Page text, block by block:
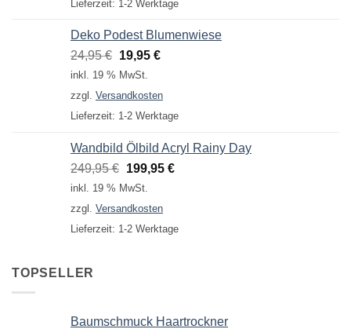
Lieferzeit: 1-2 Werktage
Deko Podest Blumenwiese
24,95€ Ursprünglicher
Preis
24,95 €
19,95 €Aktueller
19,95 €.
inkl. 19 % MwSt.
zzgl. Versandkosten
Lieferzeit: 1-2 Werktage
Wandbild Ölbild Acryl Rainy Day
249,95€ Ursprünglicher
Preis
249,95 €
199,95 €Aktueller
inkl. 19 % MwSt.
zzgl. Versandkosten
Lieferzeit: 1-2 Werktage
TOPSELLER
Baumschmuck Haartrockner